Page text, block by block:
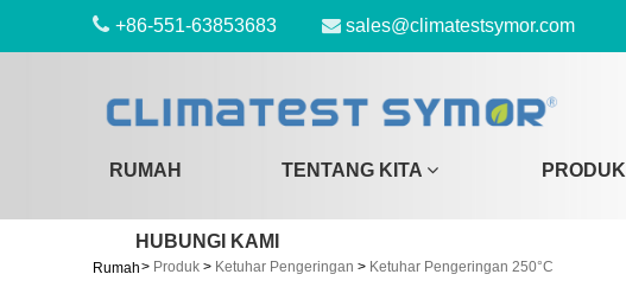
+86-551-63853683 sales@climatestsymor.com
RUMAH TENTANG KITA PRODUK
HUBUNGI KAMI
Rumah> Produk > Ketuhar Pengeringan > Ketuhar Pengeringan 250°C